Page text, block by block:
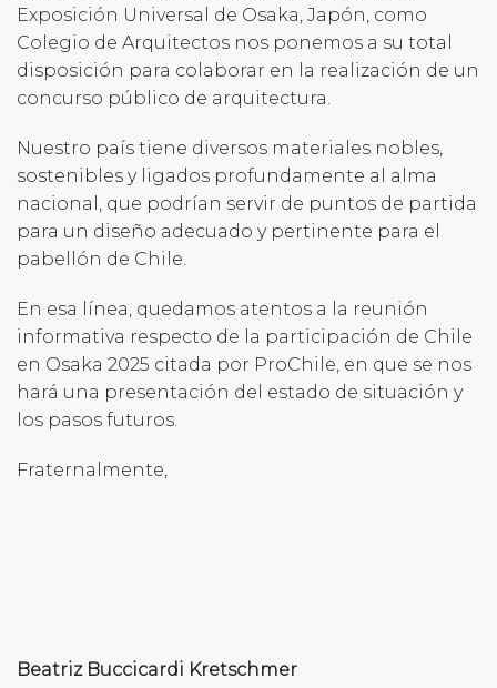
Exposición Universal de Osaka, Japón, como
Colegio de Arquitectos nos ponemos a su total
disposición para colaborar en la realización de un
concurso público de arquitectura.
Nuestro país tiene diversos materiales nobles,
sostenibles y ligados profundamente al alma
nacional, que podrían servir de puntos de partida
para un diseño adecuado y pertinente para el
pabellón de Chile.
En esa línea, quedamos atentos a la reunión
informativa respecto de la participación de Chile
en Osaka 2025 citada por ProChile, en que se nos
hará una presentación del estado de situación y
los pasos futuros.
Fraternalmente,
Beatriz Buccicardi Kretschmer